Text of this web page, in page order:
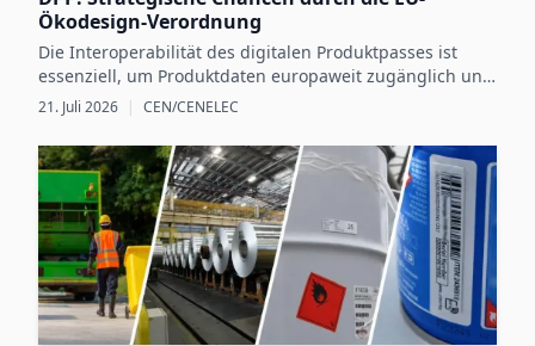
Ökodesign-Verordnung
Die Interoperabilität des digitalen Produktpasses ist
essenziell, um Produktdaten europaweit zugänglich und
nutzbar zu machen und dadurch neue Chancen für
21. Juli 2026 | CEN/CENELEC